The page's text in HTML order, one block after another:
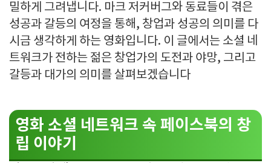
밀하게 그려냅니다. 마크 저커버그와 동료들이 겪은
성공과 갈등의 여정을 통해, 창업과 성공의 의미를 다
시금 생각하게 하는 영화입니다. 이 글에서는 소셜 네
트워크가 전하는 젊은 창업가의 도전과 야망, 그리고
갈등과 대가의 의미를 살펴보겠습니다
영화 소셜 네트워크 속 페이스북의 창
립 이야기